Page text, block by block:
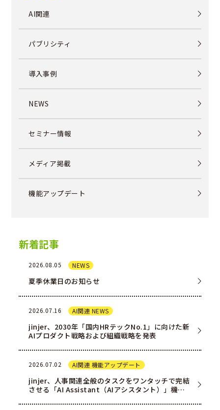
AI関連
パブリシティ
導入事例
NEWS
セミナー情報
メディア掲載
機能アップデート
新着記事
2026.08.05 NEWS
夏季休業日のお知らせ
2026.07.16 AI関連 NEWS
jinjer、2030年「国内HRテックNo.1」に向けた新
AIプロダクト戦略および組織戦略を発表
2026.07.02 AI関連 機能アップデート
jinjer、人事関連全般のタスクをワンタッチで完結
させる「AI Assistant（AIアシスタント）」機能